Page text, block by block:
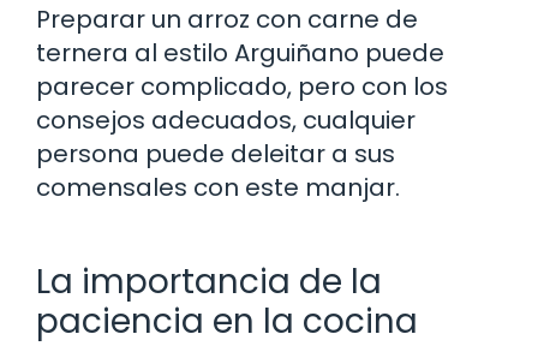
Preparar un arroz con carne de
ternera al estilo Arguiñano puede
parecer complicado, pero con los
consejos adecuados, cualquier
persona puede deleitar a sus
comensales con este manjar.
La importancia de la
paciencia en la cocina